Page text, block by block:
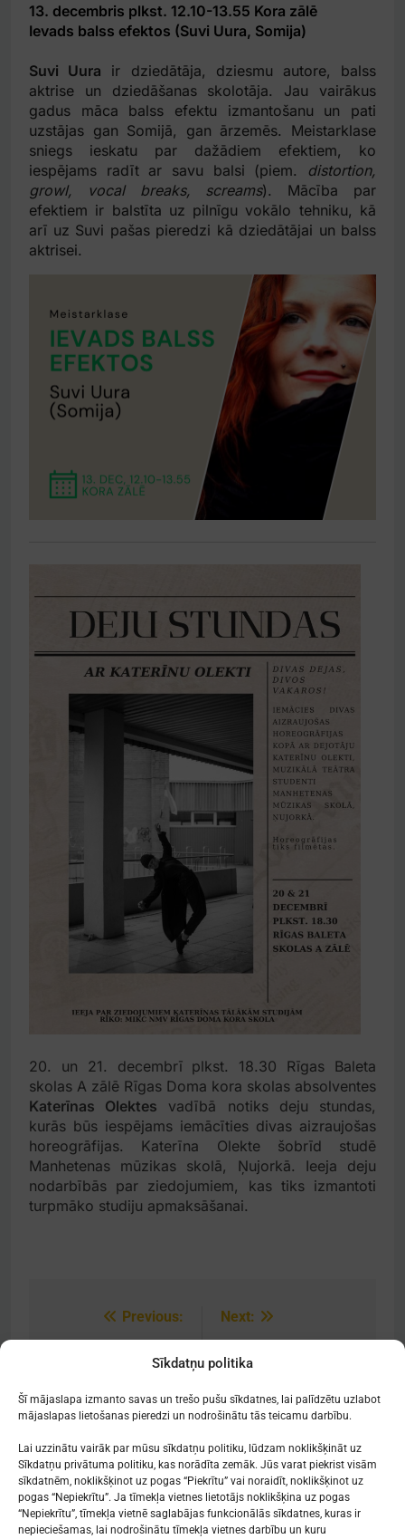
Sīkdatņu politika
Šī mājaslapa izmanto savas un trešo pušu sīkdatnes, lai palīdzētu uzlabot
mājaslapas lietošanas pieredzi un nodrošinātu tās teicamu darbību.
Lai uzzinātu vairāk par mūsu sīkdatņu politiku, lūdzam noklikšķināt uz
Sīkdatņu privātuma politiku, kas norādīta zemāk. Jūs varat piekrist visām
sīkdatnēm, noklikšķinot uz pogas “Piekrītu” vai noraidīt, noklikšķinot uz
pogas “Nepiekrītu”. Ja tīmekļa vietnes lietotājs noklikšķina uz pogas
“Nepiekrītu”, tīmekļa vietnē saglabājas funkcionālās sīkdatnes, kuras ir
nepieciešamas, lai nodrošinātu tīmekļa vietnes darbību un kuru
13. decembris plkst. 12.10-13.55 Kora zālē
Ievads balss efektos (Suvi Uura, Somija)
Suvi Uura ir dziedātāja, dziesmu autore, balss
aktrise un dziedāšanas skolotāja. Jau vairākus
gadus māca balss efektu izmantošanu un pati
uzstājas gan Somijā, gan ārzemēs. Meistarklase
sniegs ieskatu par dažādiem efektiem, ko
iespējams radīt ar savu balsi (piem. distortion,
growl, vocal breaks, screams). Mācība par
efektiem ir balstīta uz pilnīgu vokālo tehniku, kā
arī uz Suvi pašas pieredzi kā dziedātājai un balss
aktrisei.
20. un 21. decembrī plkst. 18.30 Rīgas Baleta
skolas A zālē Rīgas Doma kora skolas absolventes
Katerīnas Olektes vadībā notiks deju stundas,
kurās būs iespējams iemācīties divas aizraujošas
horeogrāfijas. Katerīna Olekte šobrīd studē
Manhetenas mūzikas skolā, Ņujorkā. Ieeja deju
nodarbībās par ziedojumiem, kas tiks izmantoti
turpmāko studiju apmaksāšanai.
Previous:
2023
Next:
Japānas ārlietu
ministra goda raksts
Mākslu izglītības kompetences centrs
"Nacionālā Mākslu vidusskola"